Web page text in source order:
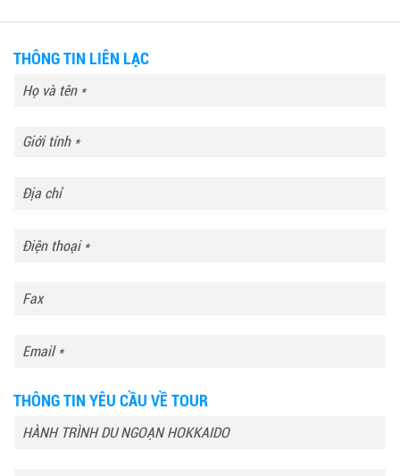
THÔNG TIN LIÊN LẠC
THÔNG TIN YÊU CẦU VỀ TOUR